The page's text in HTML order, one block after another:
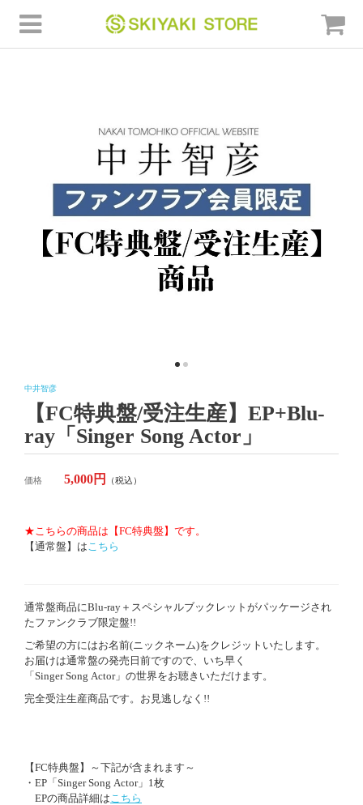
中井智彦
【FC特典盤/受注生産】EP+Blu-
ray「Singer Song Actor」
価格 5,000円 （税込）
★こちらの商品は【FC特典盤】です。
【通常盤】はこちら
通常盤商品にBlu-ray＋スペシャルブックレットがパッケージされ
たファンクラブ限定盤!!
ご希望の方にはお名前(ニックネーム)をクレジットいたします。
お届けは通常盤の発売日前ですので、いち早く
「Singer Song Actor」の世界をお聴きいただけます。
完全受注生産商品です。お見逃しなく!!
【FC特典盤】～下記が含まれます～
・EP「Singer Song Actor」1枚
EPの商品詳細はこちら